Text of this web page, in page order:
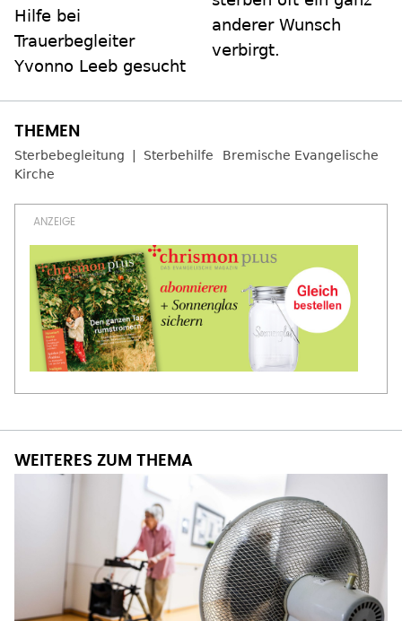
Hilfe bei
Trauerbegleiter
Yvonno Leeb gesucht
anderer Wunsch
verbirgt.
Sterbebegleitung Sterbehilfe
Bremische Evangelische
Kirche
WEITERES ZUM THEMA